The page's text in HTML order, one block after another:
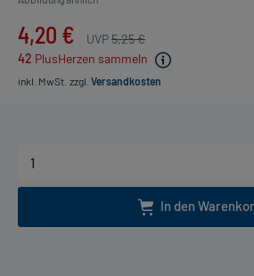
4,20 € UVP5,25 €
42 PlusHerzen sammeln
inkl. MwSt. zzgl. Versandkosten
In den